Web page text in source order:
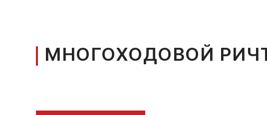
МНОГОХОДОВОЙ